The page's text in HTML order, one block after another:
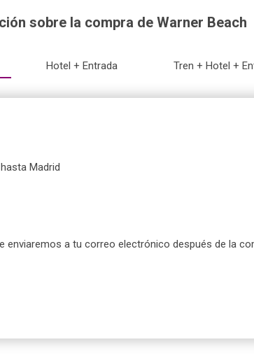
sobre la compra de Warner Beach
Hotel + Entrada Tren + Hotel +
Madrid
a tu correo electrónico después de la